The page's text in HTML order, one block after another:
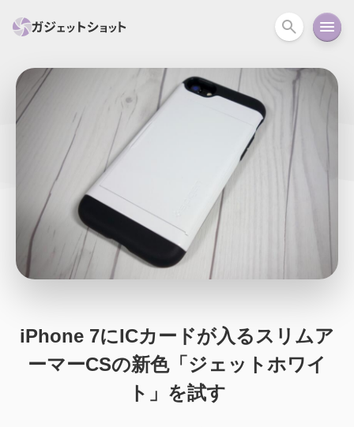
スマホ カメラ
セール情報 スマートホーム アクションカメラ
iPhone iPad Android
ガイド ニュース オーディオ 周辺機器
iPhone 7にICカードが入るスリムア
ーマーCSの新色「ジェットホワイ
ト」を試す